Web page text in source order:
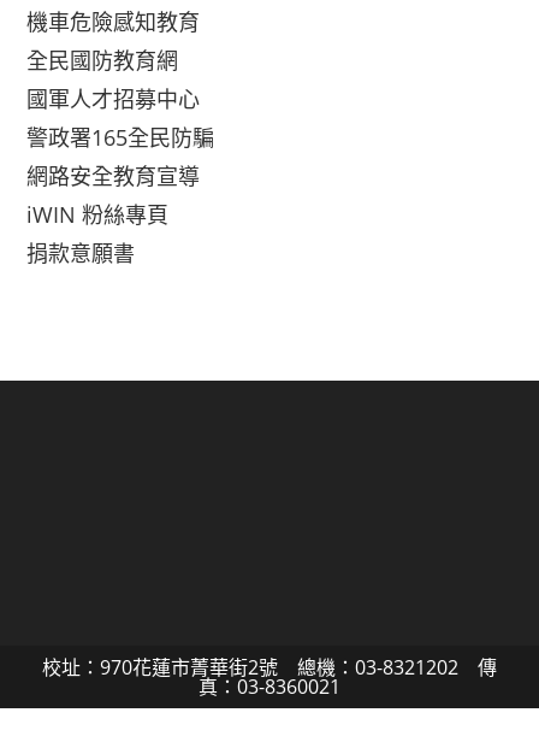
機車危險感知教育
全民國防教育網
國軍人才招募中心
警政署165全民防騙
網路安全教育宣導
iWIN 粉絲專頁
捐款意願書
校址：970花蓮市菁華街2號 總機：03-8321202 傳
真：03-8360021